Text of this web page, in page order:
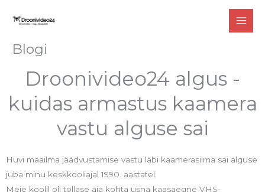
Blogi
Droonivideo24 algus -
kuidas armastus kaamera
vastu alguse sai
Huvi maailma jäädvustamise vastu läbi kaamerasilma sai alguse
juba minu keskkooliajal 1990. aastatel.
Meie koolil oli tollase aja kohta üsna kaasaegne VHS-